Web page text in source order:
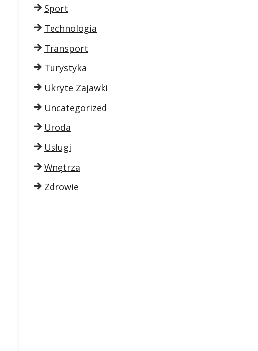
Sport
Technologia
Transport
Turystyka
Ukryte Zajawki
Uncategorized
Uroda
Usługi
Wnętrza
Zdrowie